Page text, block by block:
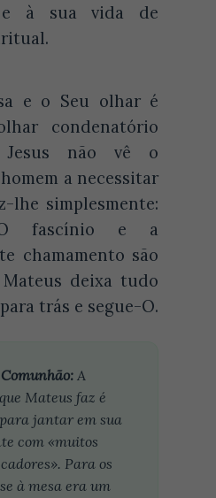
à sua vida de
e o Seu olhar é
condenatório
Jesus não vê o
a necessitar
lhe simplesmente:
fascínio e a
chamamento são
deixa tudo
trás e segue-O.
A
Mateus faz é
jantar em sua
com «muitos
Para os
à mesa era um